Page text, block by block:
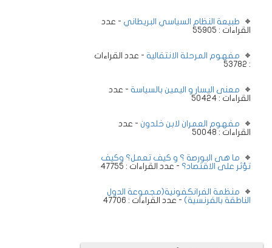
طبيعة النظام السياسي البريطاني - عدد
القراءات : 55905
مفهوم المرحلة الانتقالية - عدد القراءات
: 53782
معنى اليسار و اليمين بالسياسة - عدد
القراءات : 50424
مفهوم العمران لابن خلدون - عدد
القراءات : 50048
ما هى البورصة ؟ و كيف تعمل؟ وكيف
تؤثر على الاقتصاد؟ - عدد القراءات : 47755
منظمة الفرانكفونية(مجموعة الدول
الناطقة بالفرنسية) - عدد القراءات : 47706